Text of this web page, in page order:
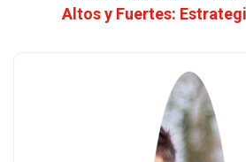
Altos y Fuertes: